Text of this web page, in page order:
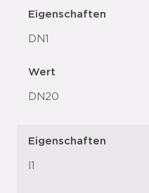
Eigenschaften
DN1
Wert
DN20
Eigenschaften
l1